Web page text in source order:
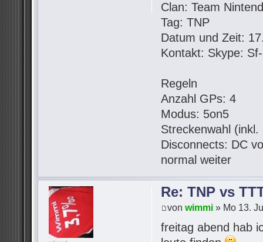
Clan: Team
Tag: TNP
Datum und Zeit:
Kontakt: Skype:
Regeln
Anzahl GPs: 4
Modus: 5on5
Streckenwahl
Disconnects: DC
normal weiter
Re: TNP vs
vonwimmi » Mo 13.
freitag abend hab